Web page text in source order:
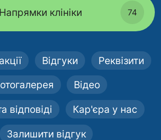
Напрямки клініки 74
Відгуки Реквізити
Відео
відповіді Кар'єра у нас
Залишити відгук